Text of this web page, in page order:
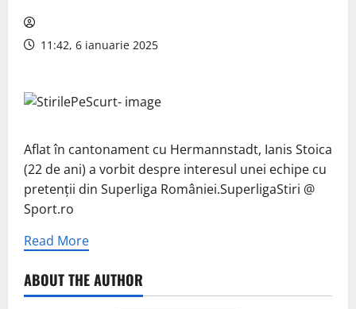
11:42, 6 ianuarie 2025
Aflat în cantonament cu Hermannstadt, Ianis Stoica
(22 de ani) a vorbit despre interesul unei echipe cu
pretenții din Superliga României.SuperligaStiri @
Sport.ro
Read More
ABOUT THE AUTHOR